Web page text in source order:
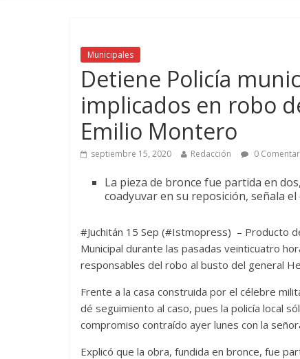
Municipales
Detiene Policía
implicados en robo
Emilio Montero
septiembre 15, 2020 Redacción 0
La pieza de bronce fue partida en
coadyuvar en su reposición, señala el
#Juchitán 15 Sep (#Istmopress) – Producto
Municipal durante las pasadas veinticuatro
responsables del robo al busto del general
Frente a la casa construida por el célebre
dé seguimiento al caso, pues la policía local
compromiso contraído ayer lunes con la
Explicó que la obra, fundida en bronce, fue